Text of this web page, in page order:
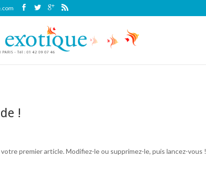
!
premier article. Modifiez-le ou supprimez-le, puis lancez-vous !